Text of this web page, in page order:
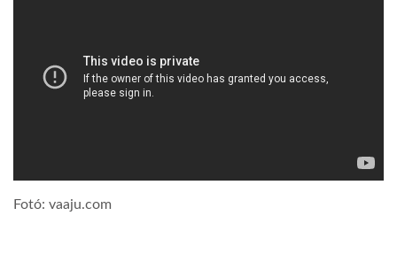
Fotó: vaaju.com